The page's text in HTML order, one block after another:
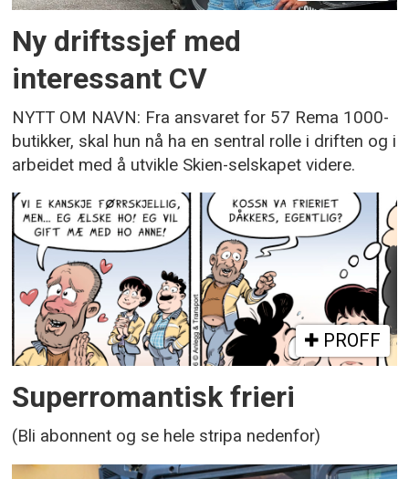
Ny driftssjef med
interessant CV
NYTT OM NAVN: Fra ansvaret for 57 Rema 1000-
butikker, skal hun nå ha en sentral rolle i driften og i
arbeidet med å utvikle Skien-selskapet videre.
PROFF
Superromantisk frieri
(Bli abonnent og se hele stripa nedenfor)